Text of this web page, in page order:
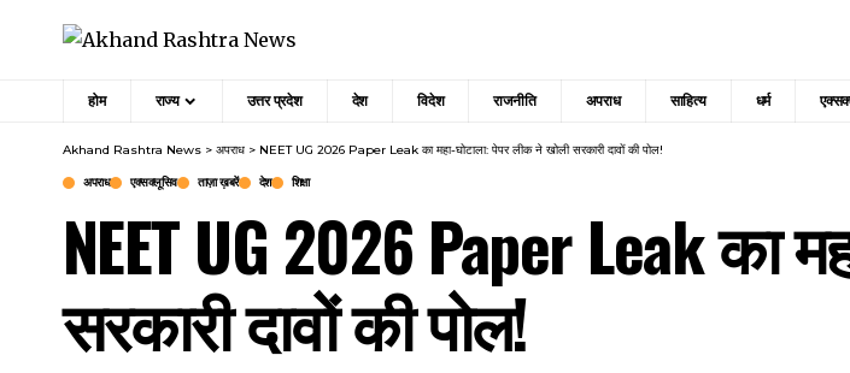
होम राज्य उत्तर प्रदेश देश विदेश राजनीति अपराध साहित्य धर्म
Akhand Rashtra News > अपराध > NEET UG 2026 Paper Leak का महा-घोटाला: पेपर लीक ने खोली सरकारी दावों की पोल!
अपराध एक्सक्लूसिव ताज़ा ख़बरें देश शिक्षा
NEET UG 2026 Paper Leak का
सरकारी दावों की पोल!